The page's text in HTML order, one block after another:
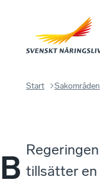
Start Sakområden
B
Regeringen
tillsätter en